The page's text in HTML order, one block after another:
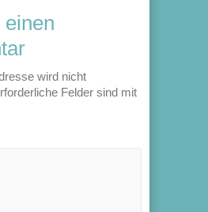
wird nicht
Felder sind mit